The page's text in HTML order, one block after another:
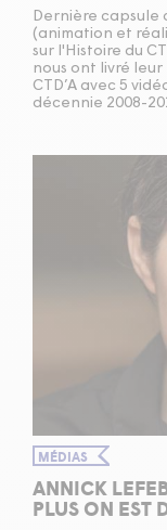
Dernière capsule
(animation et
sur l'Histoire du
nous ont livré leur
CTD’A avec 5
décennie 2008-
MÉDIAS
ANNICK
PLUS ON EST